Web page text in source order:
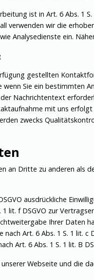
ist in Art. 6 Abs. 1
verwenden wir die
Analysedienste ein.
gestellten
wenn Sie ein bestimmten
Nachrichtentext
mit uns
zwecks
an Dritte zu anderen als
ausdrückliche
lit. f DSGVO zur
Ihrer Daten
Art. 6 Abs. 1 S. 1 lit.
Art. 6 Abs. 1 S. 1 lit. B
Webseite und die